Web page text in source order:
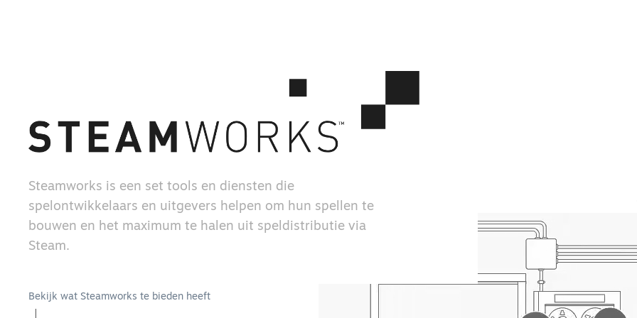
Steamworks is een set tools en diensten die
spelontwikkelaars en uitgevers helpen om hun spellen te
bouwen en het maximum te halen uit speldistributie via
Steam.
Bekijk wat Steamworks te bieden heeft